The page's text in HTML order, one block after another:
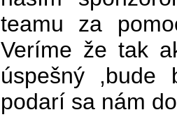
teamu za
Veríme že tak
úspešný
podarí sa nám